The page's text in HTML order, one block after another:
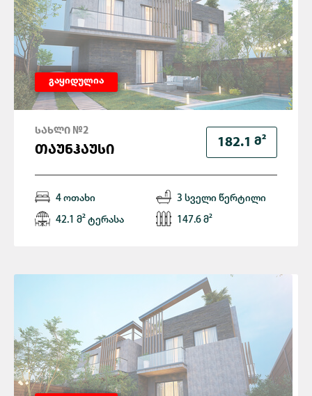
გაყიდულია
182.1 Მ²
ᲡᲐᲮᲚᲘ №2
ᲗᲐᲣᲜᲰᲐᲣᲡᲘ
4 ოთახი 3 სველი წერტილი
42.1 მ² ტერასა 147.6 მ²